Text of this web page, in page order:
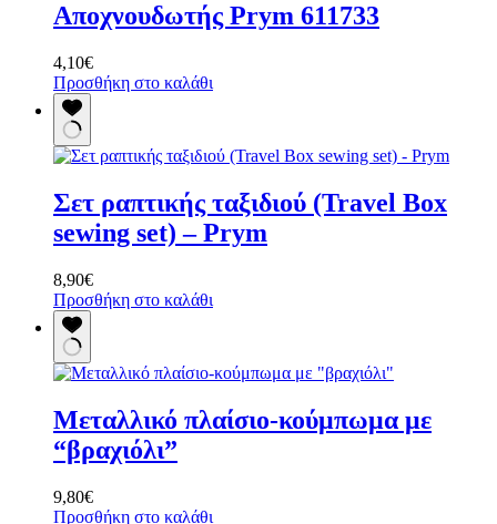
Αποχνουδωτής Prym 611733
4,10€
Προσθήκη στο καλάθι
Σετ ραπτικής ταξιδιού (Travel Box
sewing set) – Prym
8,90€
Προσθήκη στο καλάθι
Μεταλλικό πλαίσιο-κούμπωμα με
“βραχιόλι”
9,80€
Προσθήκη στο καλάθι